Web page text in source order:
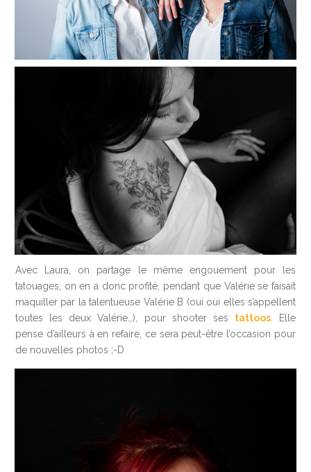
Avec Laura, on partage le même engouement pour les
tatouages, on en a donc profité, pendant que Valérie se faisait
maquiller par la talentueuse Valérie B (oui oui elles s’appellent
toutes les deux Valérie…), pour shooter ses tattoos. Elle
pense d’ailleurs à en refaire, ce sera peut-être l’occasion pour
de nouvelles photos ;-D